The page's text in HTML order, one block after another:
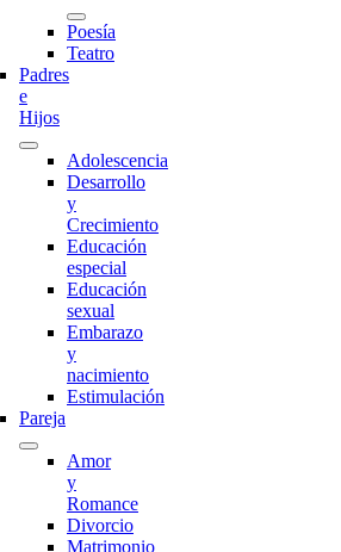
Poesía
Teatro
Padres
e
Hijos
Adolescencia
Desarrollo
y
Crecimiento
Educación
especial
Educación
sexual
Embarazo
y
nacimiento
Estimulación
Pareja
Amor
y
Romance
Divorcio
Matrimonio